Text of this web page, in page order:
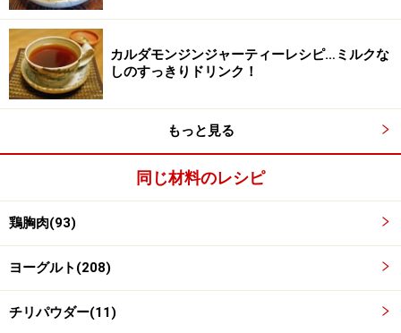
ワンポイントアドバイス
カルダモンジンジャーティーレシピ…ミルクな
しのすっきりドリンク！
もっと見る
同じ材料のレシピ
鶏胸肉(93)
ヨーグルト(208)
チリパウダー(11)